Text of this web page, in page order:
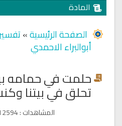
المادة
الصفحة الرئيسية»
أبوالبراء الاحمدي
حلمت في حمامه
تحلق في بيتنا
المشاهدات: